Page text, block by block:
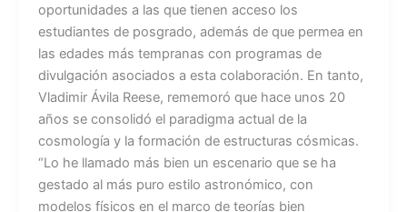
oportunidades a las que tienen acceso los
estudiantes de posgrado, además de que permea en
las edades más tempranas con programas de
divulgación asociados a esta colaboración. En tanto,
Vladimir Ávila Reese, rememoró que hace unos 20
años se consolidó el paradigma actual de la
cosmología y la formación de estructuras cósmicas.
“Lo he llamado más bien un escenario que se ha
gestado al más puro estilo astronómico, con
modelos físicos en el marco de teorías bien